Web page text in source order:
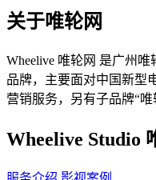
关于唯轮网
Wheelive 唯轮网 是广州
品牌，主要面对中国新型
营销服务，另有子品牌“唯
Wheelive Studio